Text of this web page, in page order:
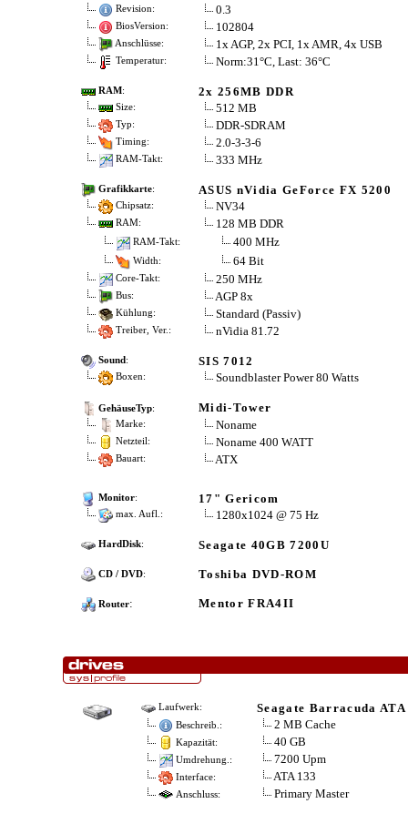
Revision: 0.3
BiosVersion: 102804
Anschlüsse: 1x AGP, 2x PCI, 1x AMR, 4x USB
Temperatur: Norm:31°C, Last: 36°C
RAM: 2x 256MB DDR
Size: 512 MB
Typ: DDR-SDRAM
Timing: 2.0-3-3-6
RAM-Takt: 333 MHz
Grafikkarte: ASUS nVidia GeForce FX 5200
Chipsatz: NV34
RAM: 128 MB DDR
RAM-Takt: 400 MHz
Width: 64 Bit
Core-Takt: 250 MHz
Bus: AGP 8x
Kühlung: Standard (Passiv)
Treiber, Ver.: nVidia 81.72
Sound: SIS 7012
Boxen: Soundblaster Power 80 Watts
GehäuseTyp: Midi-Tower
Marke: Noname
Netzteil: Noname 400 WATT
Bauart: ATX
Monitor: 17" Gericom
max. Aufl.: 1280x1024 @ 75 Hz
HardDisk: Seagate 40GB 7200U
CD / DVD: Toshiba DVD-ROM
Router: Mentor FRA4II
Laufwerk: Seagate Barracuda
Beschreib.: 2 MB Cache
Kapazität: 40 GB
Umdrehung.: 7200 Upm
Interface: ATA 133
Anschluss: Primary Master